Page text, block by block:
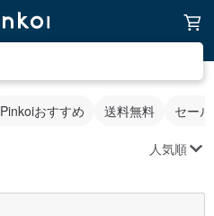
Pinkoiおすすめ 送料無料 セー
人気順